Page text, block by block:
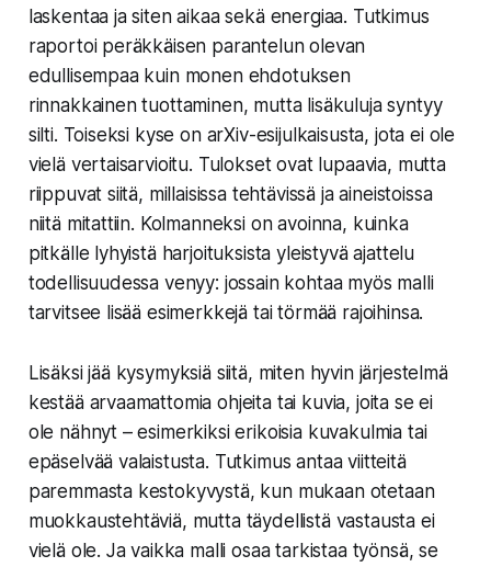
laskentaa ja siten aikaa sekä energiaa. Tutkimus
raportoi peräkkäisen parantelun olevan
edullisempaa kuin monen ehdotuksen
rinnakkainen tuottaminen, mutta lisäkuluja syntyy
silti. Toiseksi kyse on arXiv-esijulkaisusta, jota ei ole
vielä vertaisarvioitu. Tulokset ovat lupaavia, mutta
riippuvat siitä, millaisissa tehtävissä ja aineistoissa
niitä mitattiin. Kolmanneksi on avoinna, kuinka
pitkälle lyhyistä harjoituksista yleistyvä ajattelu
todellisuudessa venyy: jossain kohtaa myös malli
tarvitsee lisää esimerkkejä tai törmää rajoihinsa.
Lisäksi jää kysymyksiä siitä, miten hyvin järjestelmä
kestää arvaamattomia ohjeita tai kuvia, joita se ei
ole nähnyt – esimerkiksi erikoisia kuvakulmia tai
epäselvää valaistusta. Tutkimus antaa viitteitä
paremmasta kestokyvystä, kun mukaan otetaan
muokkaustehtäviä, mutta täydellistä vastausta ei
vielä ole. Ja vaikka malli osaa tarkistaa työnsä, se